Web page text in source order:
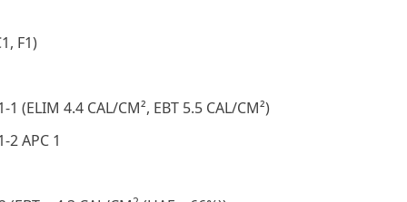
F1)
1 (ELIM 4.4 CAL/CM², EBT 5.5 CAL/CM²)
2 APC 1